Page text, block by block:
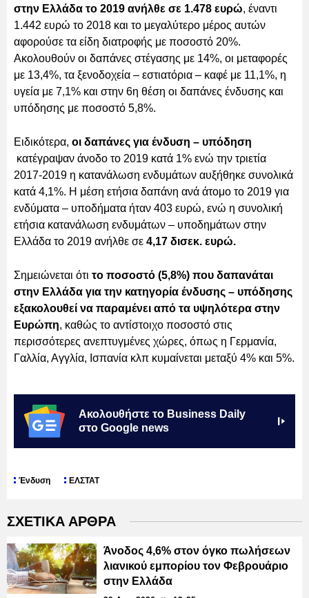
στην Ελλάδα το 2019 ανήλθε σε 1.478 ευρώ, έναντι
1.442 ευρώ το 2018 και το μεγαλύτερο μέρος αυτών
αφορούσε τα είδη διατροφής με ποσοστό 20%.
Ακολουθούν οι δαπάνες στέγασης με 14%, οι μεταφορές
με 13,4%, τα ξενοδοχεία – εστιατόρια – καφέ με 11,1%, η
υγεία με 7,1% και στην 6η θέση οι δαπάνες ένδυσης και
υπόδησης με ποσοστό 5,8%.
Ειδικότερα, οι δαπάνες για ένδυση – υπόδηση
κατέγραψαν άνοδο το 2019 κατά 1% ενώ την τριετία
2017-2019 η κατανάλωση ενδυμάτων αυξήθηκε συνολικά
κατά 4,1%. Η μέση ετήσια δαπάνη ανά άτομο το 2019 για
ενδύματα – υποδήματα ήταν 403 ευρώ, ενώ η συνολική
ετήσια κατανάλωση ενδυμάτων – υποδημάτων στην
Ελλάδα το 2019 ανήλθε σε 4,17 δισεκ. ευρώ.
Σημειώνεται ότι το ποσοστό (5,8%) που δαπανάται
στην Ελλάδα για την κατηγορία ένδυσης – υπόδησης
εξακολουθεί να παραμένει από τα υψηλότερα στην
Ευρώπη, καθώς το αντίστοιχο ποσοστό στις
περισσότερες ανεπτυγμένες χώρες, όπως η Γερμανία,
Γαλλία, Αγγλία, Ισπανία κλπ κυμαίνεται μεταξύ 4% και 5%.
Ακολουθήστε το Business Daily
στο Google news
Ένδυση ΕΛΣΤΑΤ
ΣΧΕΤΙΚΑ ΑΡΘΡΑ
Άνοδος 4,6% στον όγκο πωλήσεων
λιανικού εμπορίου τον Φεβρουάριο
στην Ελλάδα